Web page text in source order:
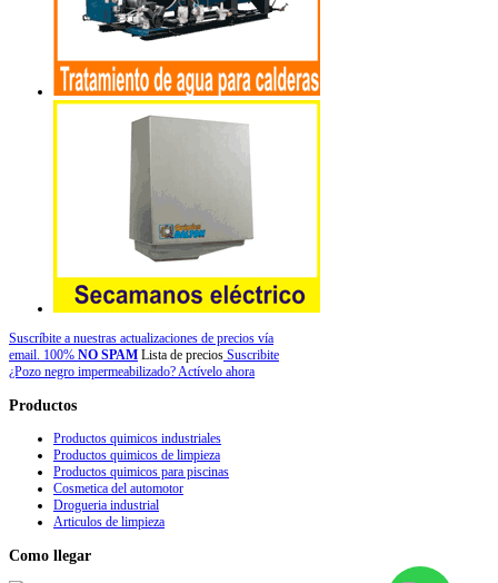
Suscríbite a nuestras actualizaciones de precios vía
email. 100% NO SPAM Lista de precios Suscribite
¿Pozo negro impermeabilizado? Actívelo ahora
Productos
Productos quimicos industriales
Productos quimicos de limpieza
Productos quimicos para piscinas
Cosmetica del automotor
Drogueria industrial
Articulos de limpieza
Como llegar